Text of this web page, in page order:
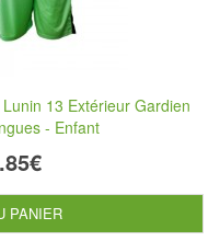
13 Extérieur Gardien
- Enfant
PANIER